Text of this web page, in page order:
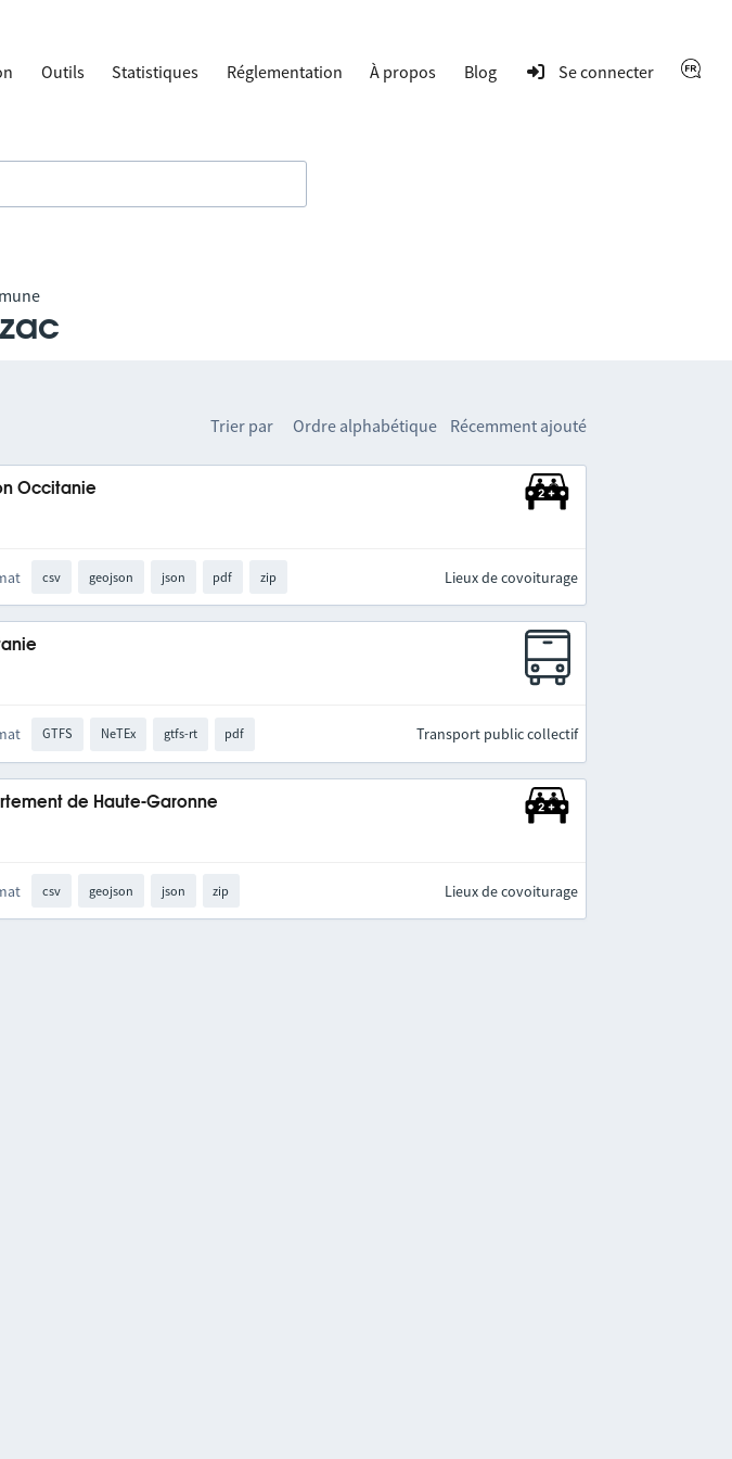
Outils Statistiques Réglementation À propos Blog Se connecter
Trier par Ordre alphabétique Récemment ajouté
Occitanie
csv geojson json pdf zip Lieux de covoiturage
GTFS NeTEx gtfs-rt pdf Transport public collectif
de Haute-Garonne
csv geojson json zip Lieux de covoiturage